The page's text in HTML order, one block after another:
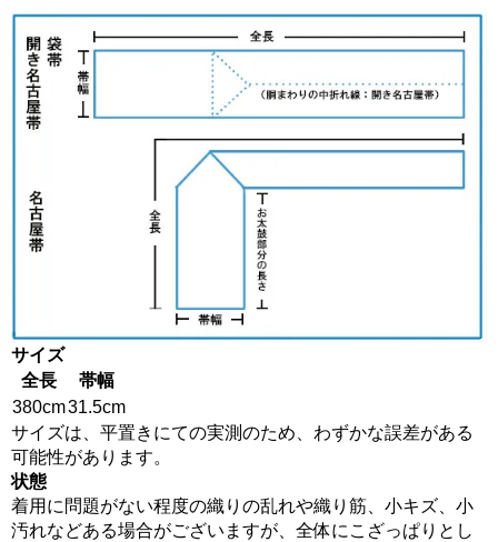
サイズ
全長
帯幅
380cm31.5cm
サイズは、平置きにての実測のため、わずかな誤差がある
可能性があります。
状態
着用に問題がない程度の織りの乱れや織り筋、小キズ、小
汚れなどある場合がございますが、全体にこざっぱりとし